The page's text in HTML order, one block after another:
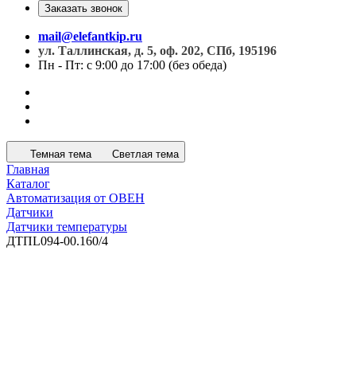
Заказать звонок
mail@elefantkip.ru
ул. Таллинская, д. 5, оф. 202, СПб, 195196
Пн - Пт: с 9:00 до 17:00 (без обеда)
Темная тема Светлая тема
Главная
Каталог
Автоматизация от ОВЕН
Датчики
Датчики температуры
ДТПL094-00.160/4